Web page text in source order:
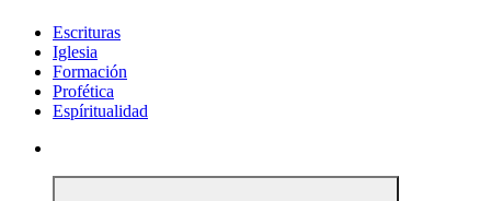
Escrituras
Iglesia
Formación
Profética
Espíritualidad